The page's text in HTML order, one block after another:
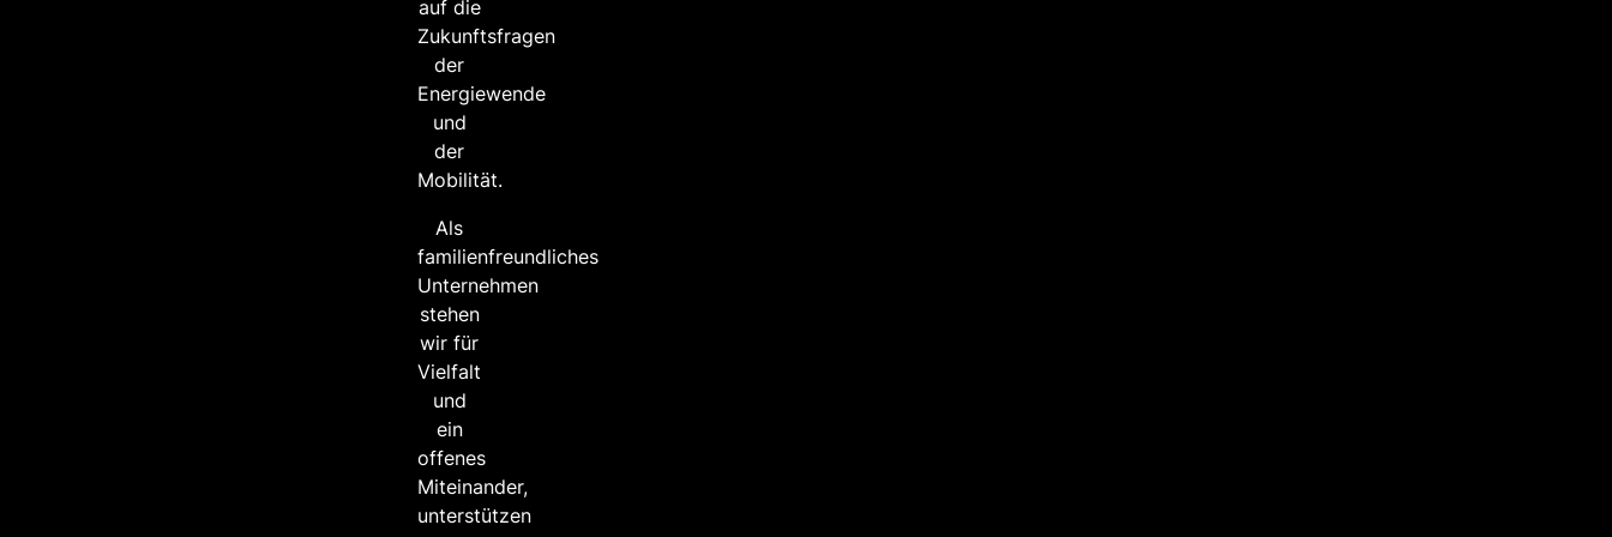
auf die
Zukunftsfragen
der
Energiewende
und
der
Mobilität.
Als
familienfreundliches
Unternehmen
stehen
wir für
Vielfalt
und
ein
offenes
Miteinander,
unterstützen